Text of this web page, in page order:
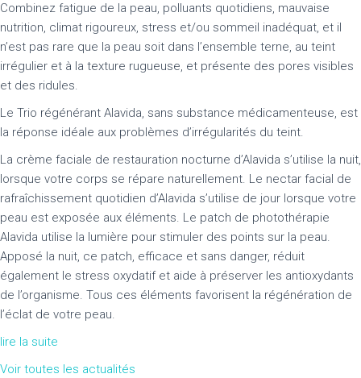
Combinez fatigue de la peau, polluants quotidiens, mauvaise
nutrition, climat rigoureux, stress et/ou sommeil inadéquat, et il
n’est pas rare que la peau soit dans l’ensemble terne, au teint
irrégulier et à la texture rugueuse, et présente des pores visibles
et des ridules.
Le Trio régénérant Alavida, sans substance médicamenteuse, est
la réponse idéale aux problèmes d’irrégularités du teint.
La crème faciale de restauration nocturne d’Alavida s’utilise la nuit,
lorsque votre corps se répare naturellement. Le nectar facial de
rafraîchissement quotidien d’Alavida s’utilise de jour lorsque votre
peau est exposée aux éléments. Le patch de photothérapie
Alavida utilise la lumière pour stimuler des points sur la peau.
Apposé la nuit, ce patch, efficace et sans danger, réduit
également le stress oxydatif et aide à préserver les antioxydants
de l’organisme. Tous ces éléments favorisent la régénération de
l’éclat de votre peau.
lire la suite
Voir toutes les actualités